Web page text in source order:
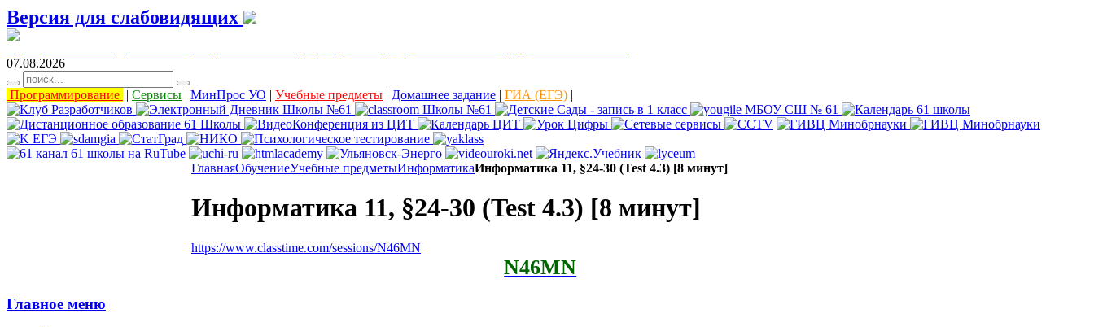
Версия для слабовидящих
07.08.2026
Программирование | Сервисы | МинПрос УО | Учебные предметы | Домашнее задание | ГИА (ЕГЭ) |
ГлавнаяОбучениеУчебные предметыИнформатикаИнформатика 11, §24-30 (Test 4.3) [8 минут]
Информатика 11, §24-30 (Test 4.3) [8 минут]
https://www.classtime.com/sessions/N46MN
N46MN
Главное меню